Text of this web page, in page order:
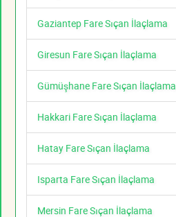
Gaziantep Fare Sıçan İlaçlama
Giresun Fare Sıçan İlaçlama
Gümüşhane Fare Sıçan İlaçlama
Hakkari Fare Sıçan İlaçlama
Hatay Fare Sıçan İlaçlama
Isparta Fare Sıçan İlaçlama
Mersin Fare Sıçan İlaçlama